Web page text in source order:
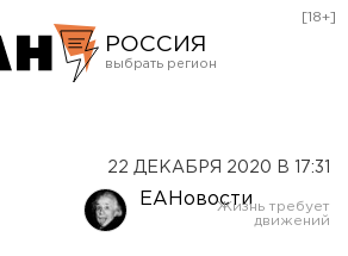
РОССИЯ
Оренбург
[18+]
22 ДЕКАБРЯ 2020 В 17:31
ЕАНовости